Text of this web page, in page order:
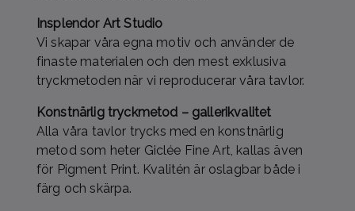
Insplendor Art Studio
Vi skapar våra egna motiv och använder de
finaste materialen och den mest exklusiva
tryckmetoden när vi reproducerar våra tavlor.
Konstnärlig tryckmetod – gallerikvalitet
Alla våra tavlor trycks med en konstnärlig
metod som heter Giclée Fine Art, kallas även
för Pigment Print. Kvalitén är oslagbar både i
färg och skärpa.